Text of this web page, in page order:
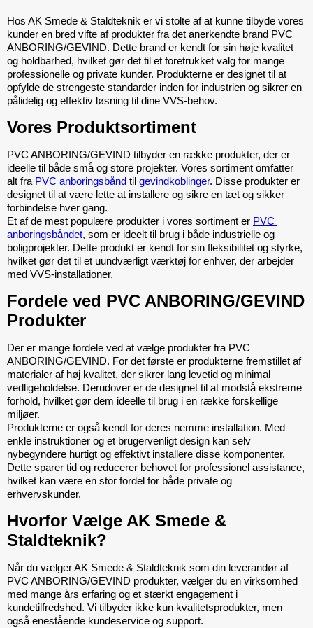
Hos AK Smede & Staldteknik er vi stolte af at kunne tilbyde vores
kunder en bred vifte af produkter fra det anerkendte brand PVC
ANBORING/GEVIND. Dette brand er kendt for sin høje kvalitet
og holdbarhed, hvilket gør det til et foretrukket valg for mange
professionelle og private kunder. Produkterne er designet til at
opfylde de strengeste standarder inden for industrien og sikrer en
pålidelig og effektiv løsning til dine VVS-behov.
Vores Produktsortiment
PVC ANBORING/GEVIND tilbyder en række produkter, der er
ideelle til både små og store projekter. Vores sortiment omfatter
alt fra PVC anboringsbånd til gevindkoblinger. Disse produkter er
designet til at være lette at installere og sikre en tæt og sikker
forbindelse hver gang.
Et af de mest populære produkter i vores sortiment er PVC
anboringsbåndet, som er ideelt til brug i både industrielle og
boligprojekter. Dette produkt er kendt for sin fleksibilitet og styrke,
hvilket gør det til et uundværligt værktøj for enhver, der arbejder
med VVS-installationer.
Fordele ved PVC ANBORING/GEVIND
Produkter
Der er mange fordele ved at vælge produkter fra PVC
ANBORING/GEVIND. For det første er produkterne fremstillet af
materialer af høj kvalitet, der sikrer lang levetid og minimal
vedligeholdelse. Derudover er de designet til at modstå ekstreme
forhold, hvilket gør dem ideelle til brug i en række forskellige
miljøer.
Produkterne er også kendt for deres nemme installation. Med
enkle instruktioner og et brugervenligt design kan selv
nybegyndere hurtigt og effektivt installere disse komponenter.
Dette sparer tid og reducerer behovet for professionel assistance,
hvilket kan være en stor fordel for både private og
erhvervskunder.
Hvorfor Vælge AK Smede &
Staldteknik?
Når du vælger AK Smede & Staldteknik som din leverandør af
PVC ANBORING/GEVIND produkter, vælger du en virksomhed
med mange års erfaring og et stærkt engagement i
kundetilfredshed. Vi tilbyder ikke kun kvalitetsprodukter, men
også enestående kundeservice og support.